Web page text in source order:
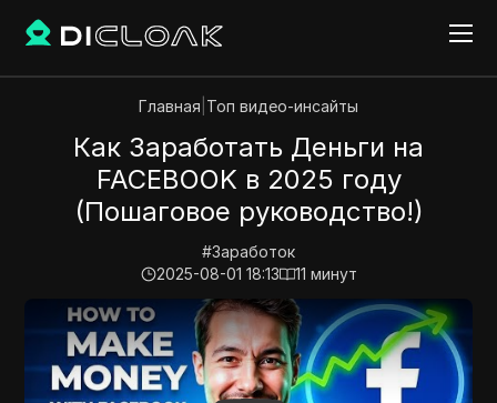
Главная Топ видео-инсайты
Как Заработать Деньги на
FACEBOOK в 2025 году
(Пошаговое руководство!)
#Заработок
2025-08-01 18:13
11 минут
Play Video: Как Заработать Деньги на FACEBOOK